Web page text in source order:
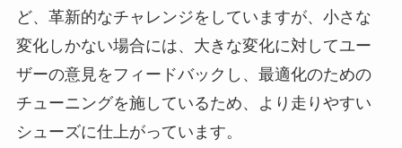
ど、革新的なチャレンジをしていますが、小さな
変化しかない場合には、大きな変化に対してユー
ザーの意見をフィードバックし、最適化のための
チューニングを施しているため、より走りやすい
シューズに仕上がっています。